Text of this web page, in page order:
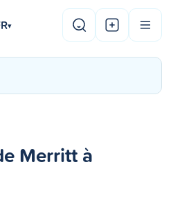
▾
Merritt à